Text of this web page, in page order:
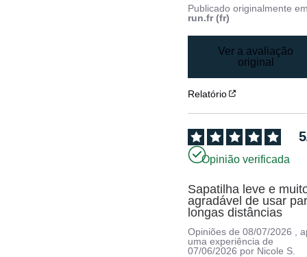
Publicado originalmente
run.fr (fr)
Ver a avaliação
original
Relatório
5
Opinião verificada
Sapatilha leve e
agradável de usar
longas distâncias
Opiniões de08/07/2026
,
uma experiência de
07/06/2026 por Nicole S.